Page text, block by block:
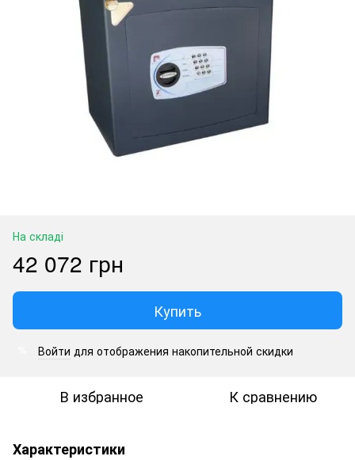
На складі
42 072 грн
Купить
Войти для отображения накопительной скидки
В избранное К сравнению
Характеристики